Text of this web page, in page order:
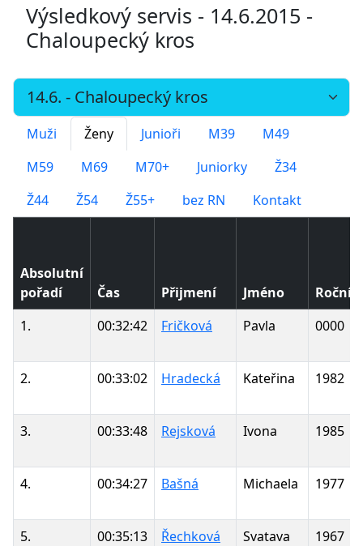
Výsledkový servis - 14.6.2015 -
Chaloupecký kros
Muži Ženy Junioři M39
M49
M59
M69 M70+ Juniorky
Ž34
Ž44
Ž54 Ž55+ bez RN Kontakt
Absolutní
pořadí
Čas Přijmení Jméno
Ročník
1.
00:32:42 Fričková Pavla 0000
2. 00:33:02 Hradecká Kateřina 1982
3. 00:33:48 Rejsková Ivona 1985
4. 00:34:27 Bašná Michaela 1977
5. 00:35:13 Řechková Svatava 1967